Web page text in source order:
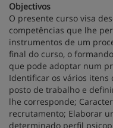
Objectivos
O presente curso visa
competências que lhe
instrumentos de um
final do curso, o
que pode adoptar num
Identificar os vários itens
posto de trabalho e
lhe corresponde;
recrutamento; Elaborar
determinado perfil